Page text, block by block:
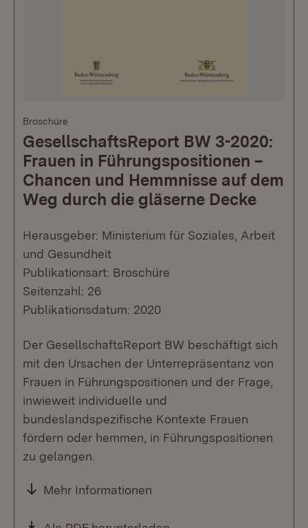
Broschüre
GesellschaftsReport BW 3-2020:
Frauen in Führungspositionen –
Chancen und Hemmnisse auf dem
Weg durch die gläserne Decke
Herausgeber: Ministerium für Soziales, Arbeit
und Gesundheit
Publikationsart: Broschüre
Seitenzahl: 26
Publikationsdatum: 2020
Der GesellschaftsReport BW beschäftigt sich
mit den Ursachen der Unterrepräsentanz von
Frauen in Führungspositionen und der Frage,
inwieweit individuelle und
bundeslandspezifische Kontexte Frauen
fördern oder hemmen, in Führungspositionen
zu gelangen.
Mehr Informationen